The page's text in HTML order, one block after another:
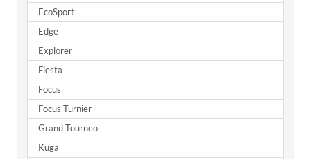
EcoSport
Edge
Explorer
Fiesta
Focus
Focus Turnier
Grand Tourneo
Kuga